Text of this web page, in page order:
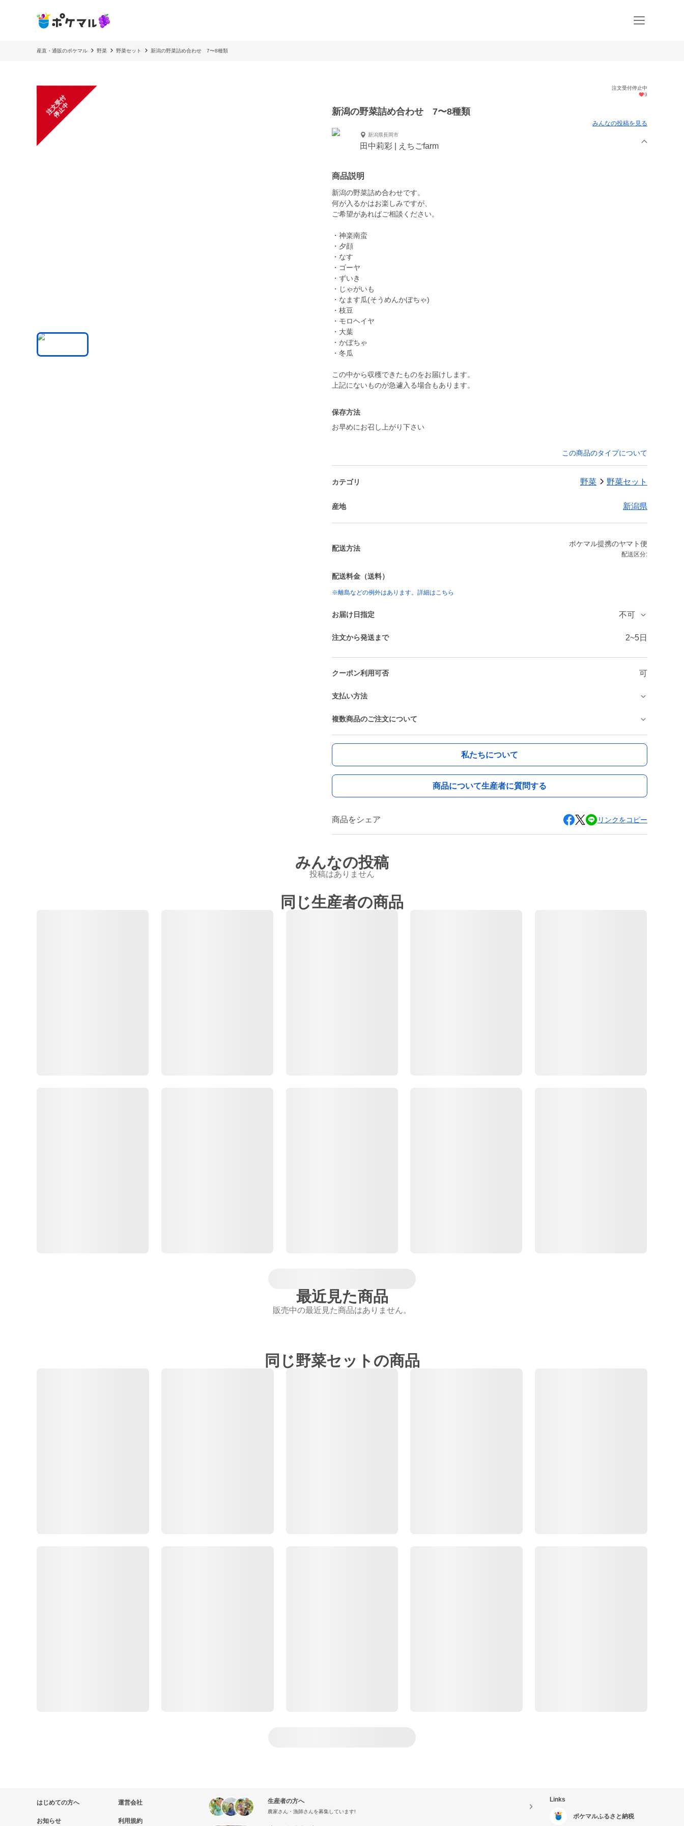
産直・通販のポケマル 野菜 野菜セット 新潟の野菜詰め合わせ 7〜8種類
注
文
受
付
停
止
中
注文受付停止中
9
新潟の野菜詰め合わせ 7〜8種類
みんなの投稿を見る
新潟県長岡市
田中莉彩 | えちごfarm
商品説明
新潟の野菜詰め合わせです。
何が入るかはお楽しみですが、
ご希望があればご相談ください。
・神楽南蛮
・夕顔
・なす
・ゴーヤ
・ずいき
・じゃがいも
・なます瓜(そうめんかぼちゃ)
・枝豆
・モロヘイヤ
・大葉
・かぼちゃ
・冬瓜
この中から収穫できたものをお届けします。
保存方法
お早めにお召し上がり下さい
この商品のタイプについて
カテゴリ 野菜 野菜セット
産地 新潟県
配送方法
ポケマル提携のヤマト便
配送区分:
配送料金（送料）
※離島などの例外はあります。詳細はこちら
お届け日指定 不可
注文から発送まで 2~5日
クーポン利用可否 可
支払い方法
複数商品のご注文について
私たちについて
商品について生産者に質問する
商品をシェア リンクをコピー
みんなの投稿
投稿はありません
同じ生産者の商品
最近見た商品
販売中の最近見た商品はありません。
同じ野菜セットの商品
はじめての方へ
お知らせ
運営会社
利用規約
生産者の方へ
農家さん・漁師さんを募集しています!
Links
ポケマルふるさと納税